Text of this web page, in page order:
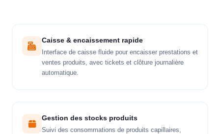
Caisse & encaissement rapide
Interface de caisse fluide pour encaisser prestations et
ventes produits, avec tickets et clôture journalière
automatique.
Gestion des stocks produits
Suivi des consommations de produits capillaires,